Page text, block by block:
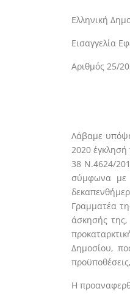
Ελληνική
Εισαγγελία
Αριθμός 25/
Ο
Λάβαμε
2020
38 Ν.4624/
σύμφωνα με
Γραμματέα
άσκησής
Δημοσίου,
Η